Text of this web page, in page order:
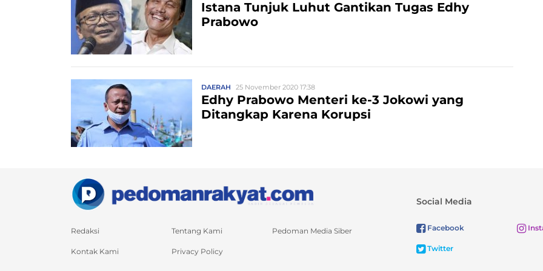
Istana Tunjuk Luhut Gantikan Tugas Edhy
Prabowo
DAERAH 25 November 2020 17:38
Edhy Prabowo Menteri ke-3 Jokowi yang
Ditangkap Karena Korupsi
Redaksi Tentang Kami Pedoman Media Siber
Kontak Kami Privacy Policy
Social Media
Facebook
Twitter